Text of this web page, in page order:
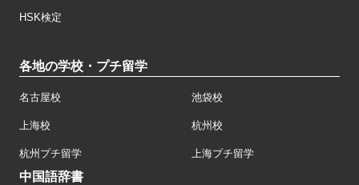
HSK検定
各地の学校・プチ留学
名古屋校 池袋校
上海校 杭州校
杭州プチ留学 上海プチ留学
中国語辞書